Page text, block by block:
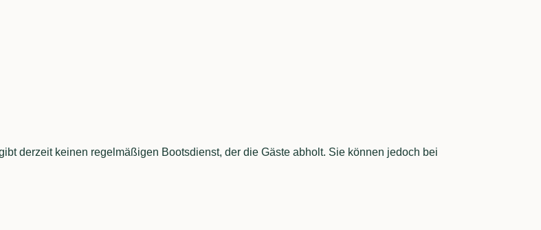
derzeit keinen regelmäßigen Bootsdienst, der die Gäste abholt. Sie können jedoch bei